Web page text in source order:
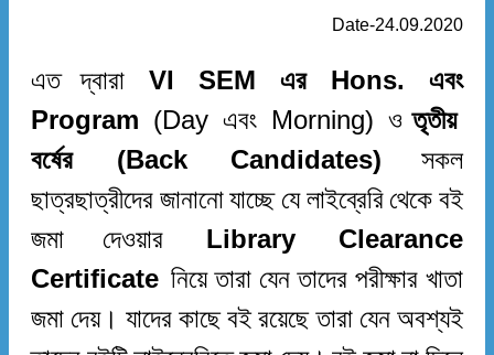
Date-24.09.2020
এত দ্বারা VI SEM এরHons. এবং
Program (Day এবং Morning) ও তৃতীয়
বর্ষের(Back Candidates)
সকল
ছাত্রছাত্রীদের জানানো যাচ্ছে যে লাইব্রেরি থেকে বই
জমা
দেওয়ার
Library Clearance
Certificate নিয়ে তারা যেন তাদের পরীক্ষার খাতা
জমা দেয়। যাদের কাছে বই রয়েছে তারা যেন অবশ্যই